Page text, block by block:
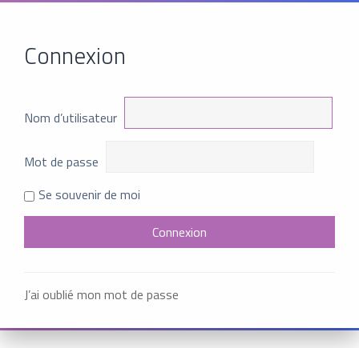
Connexion
Nom d’utilisateur
Mot de passe
Se souvenir de moi
J’ai oublié mon mot de passe